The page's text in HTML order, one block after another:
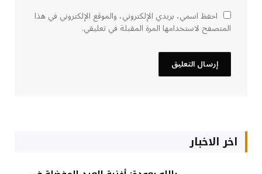
احفظ اسمي، بريدي الإلكتروني، والموقع الإلكتروني في هذا
المتصفح لاستخدامها المرة المقبلة في تعليقي.
اخر الاخبار